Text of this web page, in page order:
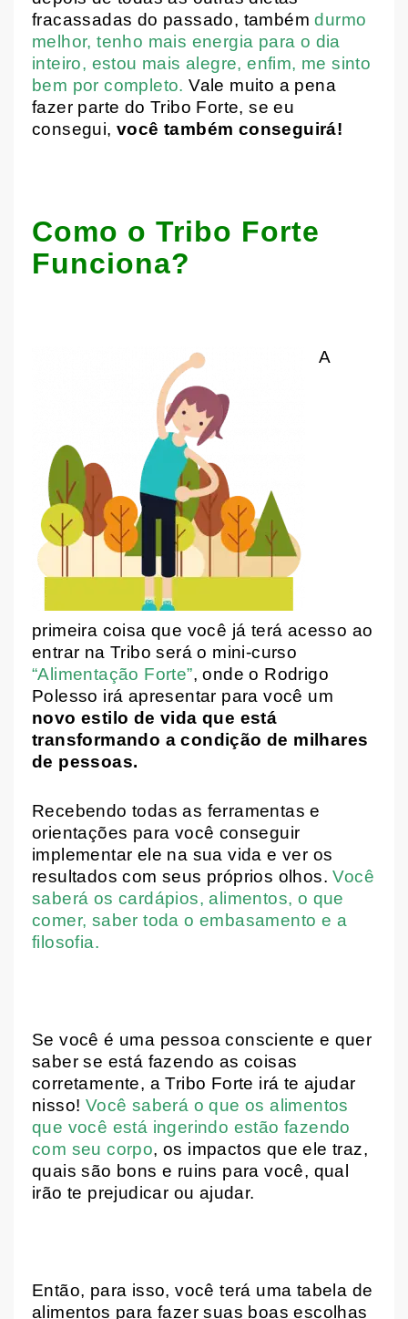
fracassadas do passado, tambémdurmo
melhor, tenho mais energia para o dia
inteiro, estou mais alegre, enfim, me sinto
bem por completo. Vale muito a pena
fazer parte do Tribo Forte, se eu
consegui,você também conseguirá!
Como o Tribo Forte
Funciona?
A
primeira coisa que você já terá acesso ao
entrar na Tribo será o mini-curso
“Alimentação Forte”, onde o Rodrigo
Polesso irá apresentar para você um
novo estilo de vida que está
transformando a condição de milhares
de pessoas.
Recebendo todas as ferramentas e
orientações para você conseguir
implementar ele na sua vida e ver os
resultados com seus próprios olhos.Você
saberá os cardápios, alimentos, o que
comer, saber toda o embasamento e a
filosofia.
Se você é uma pessoa consciente e quer
saber se está fazendo as coisas
corretamente, a Tribo Forte irá te ajudar
nisso! Você saberá o que os alimentos
que você está ingerindo estão fazendo
com seu corpo, os impactos que ele traz,
quais são bons e ruins para você, qual
irão te prejudicar ou ajudar.
Então, para isso, você terá uma tabela de
alimentos para fazer suas boas escolhas